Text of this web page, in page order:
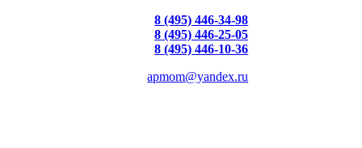
8 (495) 446-34-98
8 (495) 446-25-05
8 (495) 446-10-36
apmom@yandex.ru